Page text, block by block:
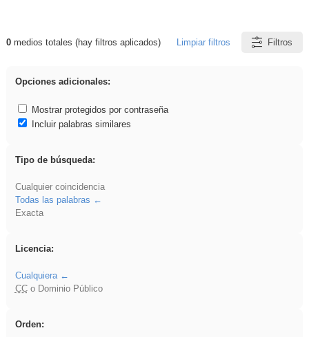
Resultados de: Explorations
0medios totales (hay filtros aplicados) Limpiar filtros Filtros
Opciones adicionales:
Mostrar protegidos por contraseña
Incluir palabras similares
Tipo de búsqueda:
Cualquier coincidencia
Todas las palabras
Exacta
Licencia:
Cualquiera
CCo Dominio Público
Orden: